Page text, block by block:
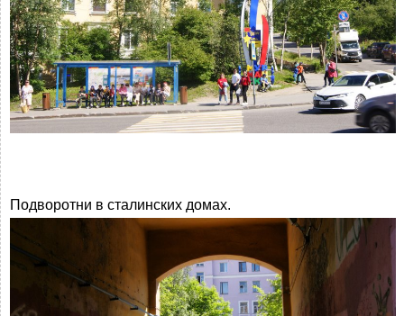
Подворотни в сталинских домах.